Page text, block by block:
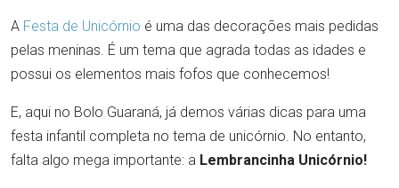
A Festa de Unicórnio é uma das decorações mais pedidas
pelas meninas. É um tema que agrada todas as idades e
possui os elementos mais fofos que conhecemos!
E, aqui no Bolo Guaraná, já demos várias dicas para uma
festa infantil completa no tema de unicórnio. No entanto,
falta algo mega importante: a Lembrancinha Unicórnio!